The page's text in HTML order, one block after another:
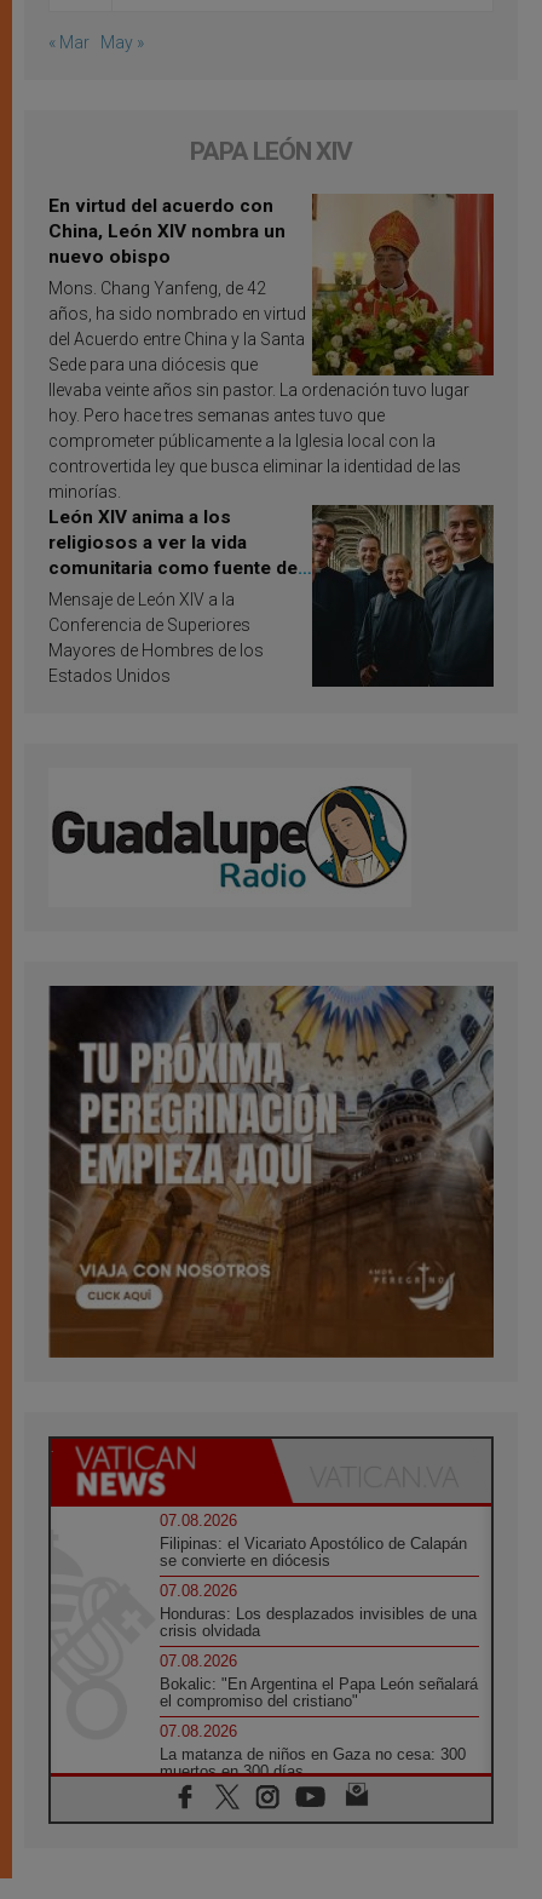
« Mar May »
PAPA LEÓN XIV
En virtud del acuerdo con
China, León XIV nombra un
nuevo obispo
Mons. Chang Yanfeng, de 42
años, ha sido nombrado en virtud
del Acuerdo entre China y la Santa
Sede para una diócesis que
llevaba veinte años sin pastor. La ordenación tuvo lugar
hoy. Pero hace tres semanas antes tuvo que
comprometer públicamente a la Iglesia local con la
controvertida ley que busca eliminar la identidad de las
minorías.
León XIV anima a los
religiosos a ver la vida
comunitaria como fuente de
inspiración y santificación
Mensaje de León XIV a la
Conferencia de Superiores
Mayores de Hombres de los
Estados Unidos
07.08.2026
Filipinas: el Vicariato Apostólico de Calapán
se convierte en diócesis
07.08.2026
Honduras: Los desplazados invisibles de una
crisis olvidada
07.08.2026
Bokalic: "En Argentina el Papa León señalará
el compromiso del cristiano"
07.08.2026
La matanza de niños en Gaza no cesa: 300
muertos en 300 días
07.08.2026
Tagle: La guerra desfigura el mundo, solo la